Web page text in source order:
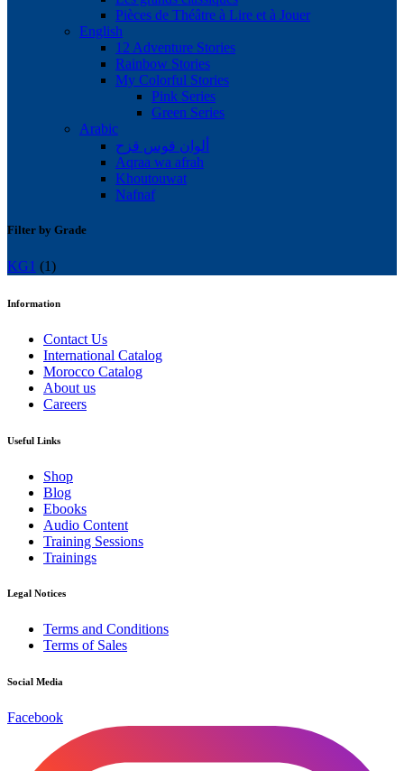
Pièces de Théâtre à Lire et à Jouer
English
12 Adventure Stories
Rainbow Stories
My Colorful Stories
Pink Series
Green Series
Arabic
ألوان قوس قزح
Aqraa wa afrah
Khoutouwat
Nafnaf
Filter by Grade
KG1 (1)
Information
Contact Us
International Catalog
Morocco Catalog
About us
Careers
Useful Links
Shop
Blog
Ebooks
Audio Content
Training Sessions
Trainings
Legal Notices
Terms and Conditions
Terms of Sales
Social Media
Facebook